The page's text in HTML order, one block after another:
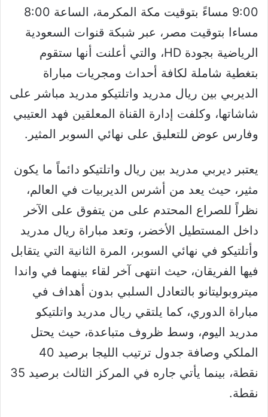
9:00 مساءً بتوقيت مكة المكرمة، الساعة 8:00
مساءا بتوقيت مصر، عبر شبكة قنوات السعودية
الرياضية بجودة HD، والتي أعلنت أنها ستقوم
بتغطية شاملة لكافة أحداث ومجريات مباراة
الديربي بين ريال مدريد واتلتيكو مدريد مباشر على
شاشاتها، وكلفت إدارة القناة المعلقين فهد العتيبي
وفارس عوض للتعليق على نهائي السوبر المثير.
يعتبر ديربي مدريد بين ريال واتلتيكو دائماً ما يكون
مثير، حيث يعد من أشرس الديربيات في العالم،
نظراً للصراع المحتدم على من يتفوق على الآخر
داخل المستطيل الأخضر، وتعد مباراة ريال مدريد
وأتلتيكو في نهائي السوبر، المرة الثانية التي يتقابل
فيها الفريقان، حيث انتهى آخر لقاء بينهما في واندا
ميتروبوليتانو بالتعادل السلبي بدون أهداف في
مباراة الدوري، كما يلتقي ريال مدريد واتلتيكو
مدريد اليوم، وسط ظروف متباعدة، حيث يحتل
الملكي وصافة جدول ترتيب الليجا برصيد 40
نقطة، بينما يأتي جاره في المركز الثالث برصيد 35
نقطة.